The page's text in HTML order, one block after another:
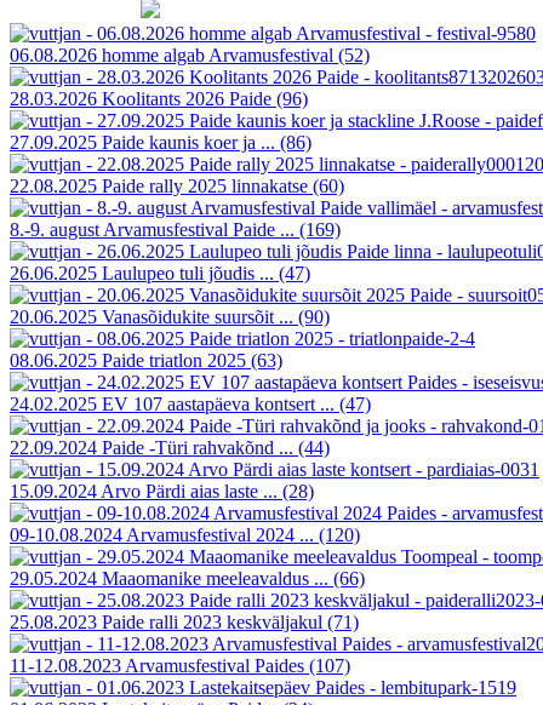
06.08.2026 homme algab Arvamusfestival (52)
28.03.2026 Koolitants 2026 Paide (96)
27.09.2025 Paide kaunis koer ja ... (86)
22.08.2025 Paide rally 2025 linnakatse (60)
8.-9. august Arvamusfestival Paide ... (169)
26.06.2025 Laulupeo tuli jõudis ... (47)
20.06.2025 Vanasõidukite suursõit ... (90)
08.06.2025 Paide triatlon 2025 (63)
24.02.2025 EV 107 aastapäeva kontsert ... (47)
22.09.2024 Paide -Türi rahvakõnd ... (44)
15.09.2024 Arvo Pärdi aias laste ... (28)
09-10.08.2024 Arvamusfestival 2024 ... (120)
29.05.2024 Maaomanike meeleavaldus ... (66)
25.08.2023 Paide ralli 2023 keskväljakul (71)
11-12.08.2023 Arvamusfestival Paides (107)